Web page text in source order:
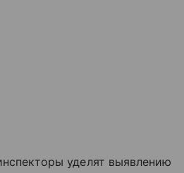
уделят выявлению